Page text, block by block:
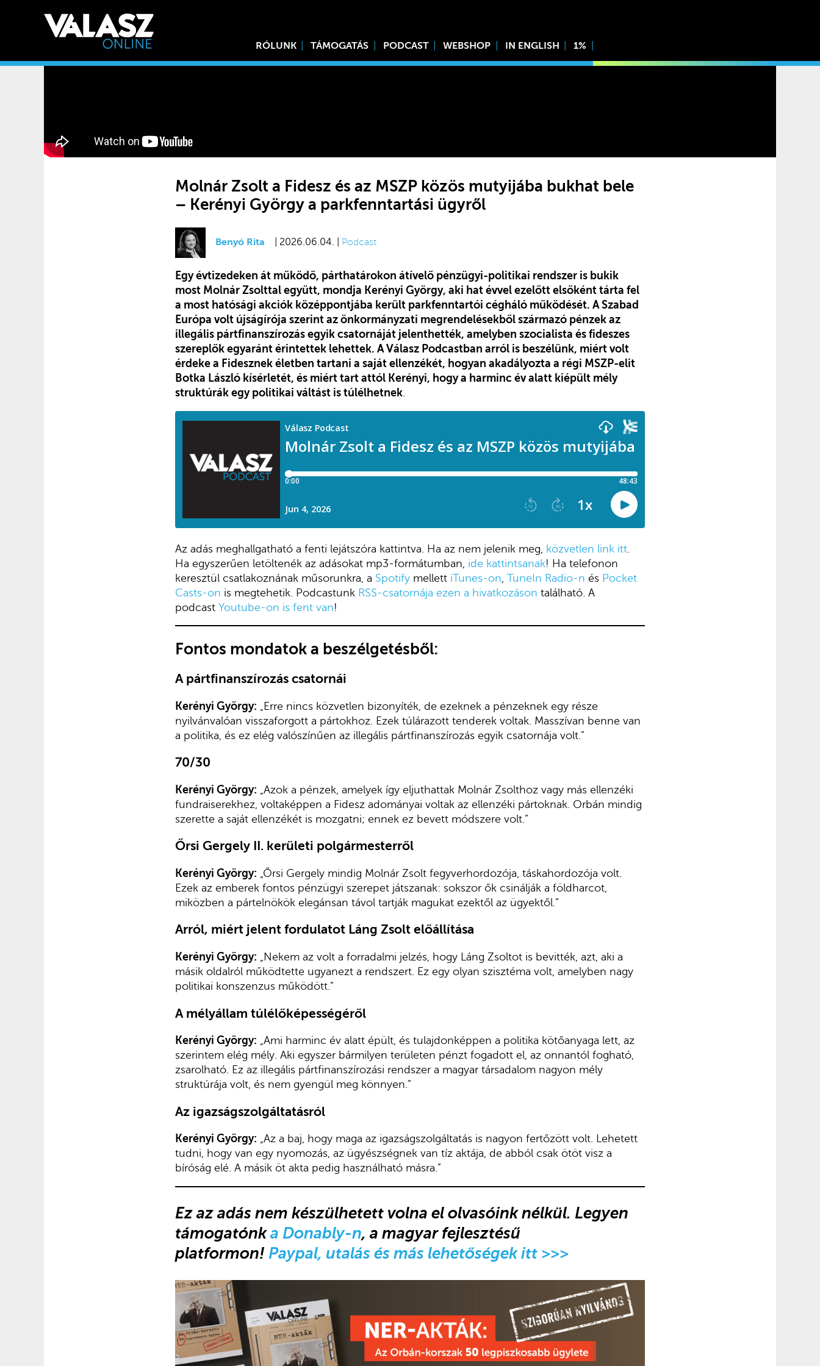
RÓLUNK TÁMOGATÁS PODCAST WEBSHOP IN ENGLISH 1%
Molnár Zsolt a Fidesz és az MSZP közös mutyijába bukhat bele
– Kerényi György a parkfenntartási ügyről
Benyó Rita | 2026.06.04. | Podcast
Egy évtizedeken át működő, párthatárokon átívelő pénzügyi-politikai rendszer is bukik
most Molnár Zsolttal együtt, mondja Kerényi György, aki hat évvel ezelőtt elsőként tárta fel
a most hatósági akciók középpontjába került parkfenntartói cégháló működését. A Szabad
Európa volt újságírója szerint az önkormányzati megrendelésekből származó pénzek az
illegális pártfinanszírozás egyik csatornáját jelenthették, amelyben szocialista és fideszes
szereplők egyaránt érintettek lehettek. A Válasz Podcastban arról is beszélünk, miért volt
érdeke a Fidesznek életben tartani a saját ellenzékét, hogyan akadályozta a régi MSZP-elit
Botka László kísérletét, és miért tart attól Kerényi, hogy a harminc év alatt kiépült mély
struktúrák egy politikai váltást is túlélhetnek.
Az adás meghallgatható a fenti lejátszóra kattintva. Ha az nem jelenik meg, közvetlen link itt
Ha egyszerűen letöltenék az adásokat mp3-formátumban, ide kattintsanak! Ha telefonon
keresztül csatlakoznának műsorunkra, a Spotify mellett iTunes-on TuneIn Radio-n és Pocket
Casts-on is megtehetik. Podcastunk RSS-csatornája ezen a hivatkozáson található. A
podcast Youtube-on is fent van!
Fontos mondatok a beszélgetésből:
A pártfinanszírozás csatornái
Kerényi György: „Erre nincs közvetlen bizonyíték, de ezeknek a pénzeknek egy része
nyilvánvalóan visszaforgott a pártokhoz. Ezek túlárazott tenderek voltak. Masszívan benne van
a politika, és ez elég valószínűen az illegális pártfinanszírozás egyik csatornája volt.”
70/30
Kerényi György: „Azok a pénzek, amelyek így eljuthattak Molnár Zsolthoz vagy más ellenzéki
fundraiserekhez, voltaképpen a Fidesz adományai voltak az ellenzéki pártoknak. Orbán mindig
szerette a saját ellenzékét is mozgatni; ennek ez bevett módszere volt.”
Őrsi Gergely II. kerületi polgármesterről
Kerényi György: „Őrsi Gergely mindig Molnár Zsolt fegyverhordozója, táskahordozója volt.
Ezek az emberek fontos pénzügyi szerepet játszanak: sokszor ők csinálják a földharcot,
miközben a pártelnökök elegánsan távol tartják magukat ezektől az ügyektől.”
Arról, miért jelent fordulatot Láng Zsolt előállítása
Kerényi György: „Nekem az volt a forradalmi jelzés, hogy Láng Zsoltot is bevitték, azt, aki a
másik oldalról működtette ugyanezt a rendszert. Ez egy olyan szisztéma volt, amelyben nagy
politikai konszenzus működött.”
A mélyállam túlélőképességéről
Kerényi György: „Ami harminc év alatt épült, és tulajdonképpen a politika kötőanyaga lett, az
szerintem elég mély. Aki egyszer bármilyen területen pénzt fogadott el, az onnantól fogható,
zsarolható. Ez az illegális pártfinanszírozási rendszer a magyar társadalom nagyon mély
struktúrája volt, és nem gyengül meg könnyen.”
Az igazságszolgáltatásról
Kerényi György: „Az a baj, hogy maga az igazságszolgáltatás is nagyon fertőzött volt. Lehetett
tudni, hogy van egy nyomozás, az ügyészségnek van tíz aktája, de abból csak ötöt visz a
bíróság elé. A másik öt akta pedig használható másra.”
Ez az adás nem készülhetett volna el olvasóink nélkül. Legyen
támogatónka Donably-n, a magyar fejlesztésű
platformon! Paypal, utalás és más lehetőségek itt >>>